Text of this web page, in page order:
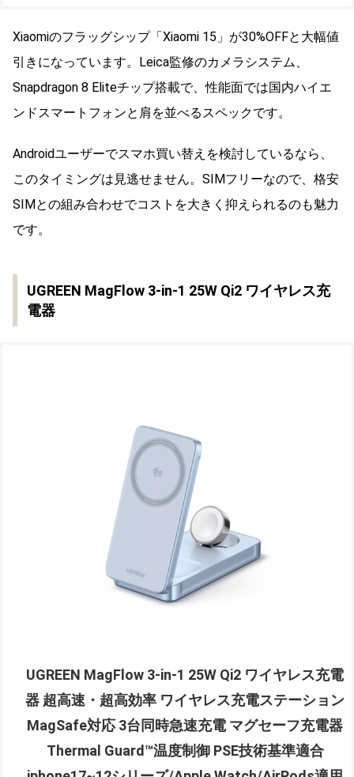
Xiaomiのフラッグシップ「Xiaomi 15」が30%OFFと大幅値
引きになっています。Leica監修のカメラシステム、
Snapdragon 8 Eliteチップ搭載で、性能面では国内ハイエ
ンドスマートフォンと肩を並べるスペックです。
Androidユーザーでスマホ買い替えを検討しているなら、
このタイミングは見逃せません。SIMフリーなので、格安
SIMとの組み合わせでコストを大きく抑えられるのも魅力
です。
UGREEN MagFlow 3-in-1 25W Qi2 ワイヤレス充
電器
UGREEN MagFlow 3-in-1 25W Qi2 ワイヤレス充電
器 超高速・超高効率 ワイヤレス充電ステーション
MagSafe対応 3台同時急速充電 マグセーフ充電器
Thermal Guard™温度制御 PSE技術基準適合